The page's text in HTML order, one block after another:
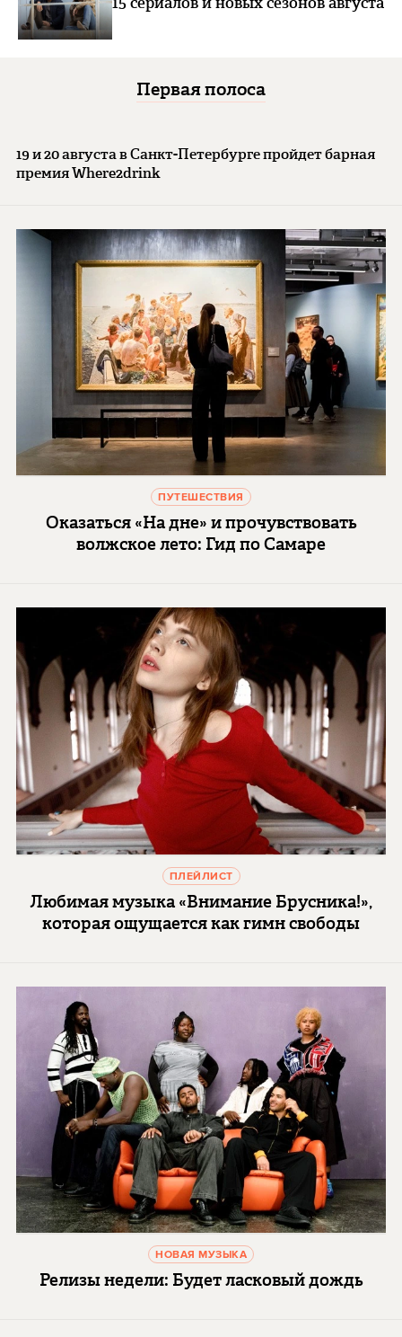
Первая полоса
19 и 20 августа в Санкт-Петербурге пройдет барная
премия Where2drink
ПУТЕШЕСТВИЯ
Оказаться «На дне» и прочувствовать
волжское лето: Гид по Самаре
ПЛЕЙЛИСТ
Любимая музыка «Внимание Брусника!»,
которая ощущается как гимн свободы
НОВАЯ МУЗЫКА
Релизы недели: Будет ласковый дождь